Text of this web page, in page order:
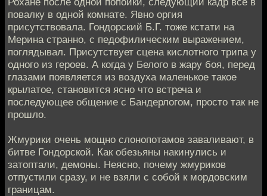
повалку в одной комнате. Явно оргия
присутствовала. Гондорский Б.Г. тоже кстати на
Мерина странно, с педофилическим выражением,
поглядывал. Присутствует сцена кислотного трипа у
одного из героев. А когда у Белого в жару боя, перед
глазами появляется из воздуха маленькое такое
крылатое, становится ясно что встреча и
последующее общение с Бандерлогом, просто так не
прошло.
Жмурики очень мощно слонопотамов заваливают, в
битве Гондорской. Как обезьяны накинулись и
затоптали, демоны. Неясно, почему жмуриков
отпустили сразу, и не взяли с собой к мордовским
границам.